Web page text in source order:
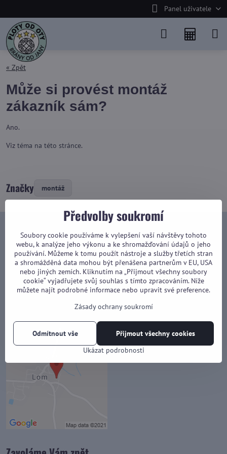
Panel uživatele
« Zpět
Může si provést montáž
zákazník sám?
Ano.
Viz téma na této stránce.
Značky montáž
PLOTY OD OTY s.r.o.
Lom 64 IČO: 04787625
390 02 Tábor
DIČ: CZ04787625
E-mail: ota@plotyodoty.cz
Ota : +420 603 115 020
Web PLOTYodOTY.cz využívá i pro Vaše dobro SSL zabezpečenou
Pro zlepšování stránek využíváme cookies; více o
Předvolby soukromí
Soubory cookie používáme k vylepšení vaší návštěvy tohoto
webu, k analýze jeho výkonu a ke shromažďování údajů o jeho
používání. Můžeme k tomu použít nástroje a služby třetích stran
a shromážděná data mohou být přenášena partnerům v EU, USA
nebo jiných zemích. Kliknutím na „Přijmout všechny soubory
cookie“ vyjadřujete svůj souhlas s tímto zpracováním. Níže
můžete najít podrobné informace nebo upravit své preference.
Zásady ochrany soukromí
Ukázat podrobnosti
Přijmout všechny cookies
Odmítnout vše